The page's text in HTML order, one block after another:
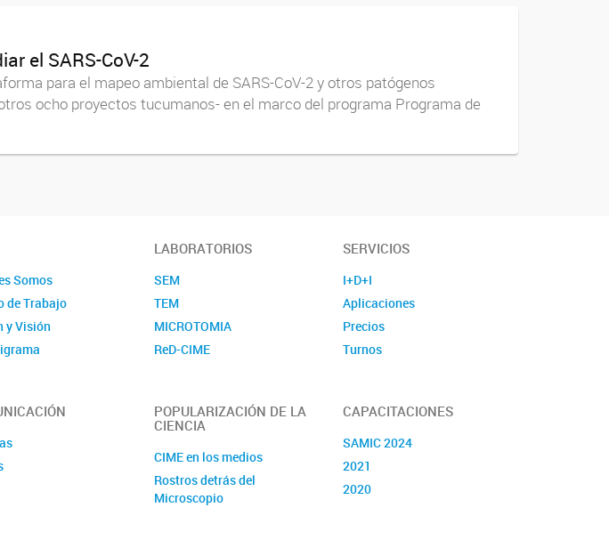
el SARS-CoV-2
para el mapeo ambiental de SARS-CoV-2 y otros patógenos
ocho proyectos tucumanos- en el marco del programa Programa de
Somos
de Trabajo
y Visión
LABORATORIOS
SEM
TEM
MICROTOMIA
ReD-CIME
SERVICIOS
I+D+I
Aplicaciones
Precios
Turnos
POPULARIZACIÓN DE LA
CIENCIA
CIME en los medios
Rostros detrás del
Microscopio
CAPACITACIONES
SAMIC 2024
2021
2020